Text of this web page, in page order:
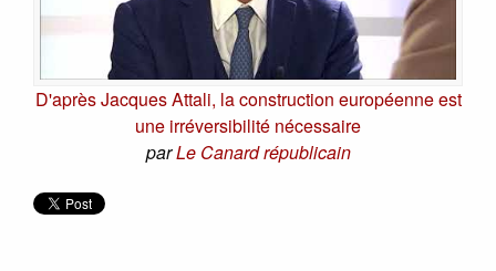
D'après Jacques Attali, la construction européenne est
une irréversibilité nécessaire
parLe Canard républicain